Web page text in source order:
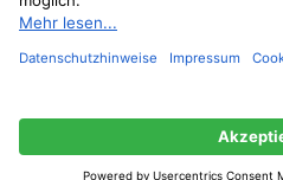
© 2026 Bestseller-Shop.CH